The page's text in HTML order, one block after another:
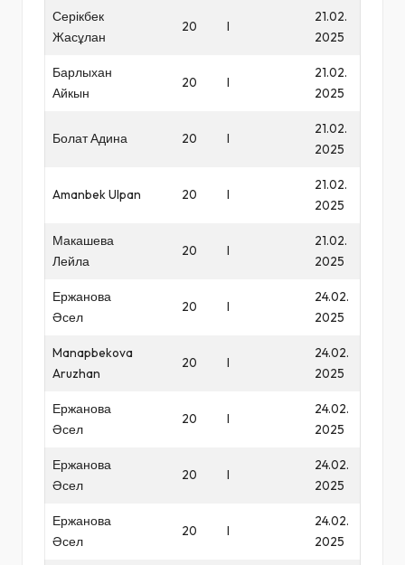
Серікбек
Жасұлан
20 I
21.02.
2025
Барлыхан
Айкын
20 I
21.02.
2025
Болат Адина 20 I
21.02.
2025
Amanbek Ulpan 20 I
21.02.
2025
Макашева
Лейла
20 I
21.02.
2025
Ержанова
Әсел
20 I
24.02.
2025
Manapbekova
Aruzhan
20 I
24.02.
2025
Ержанова
Әсел
20 I
24.02.
2025
Ержанова
Әсел
20 I
24.02.
2025
Ержанова
Әсел
20 I
24.02.
2025